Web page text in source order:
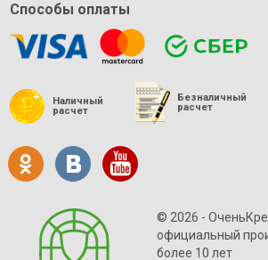
Способы оплаты
Наличный
расчет
Безналичный
расчет
© 2026 -
официальный
более 10 лет